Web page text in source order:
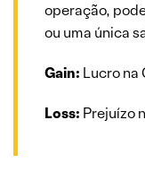
operação,
ou uma única
Gain: Lucro na
Loss: Prejuízo